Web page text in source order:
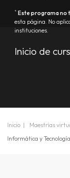
* Este programa no
esta página. No
instituciones.
Inicio de
Inicio Maestrías
Informática y